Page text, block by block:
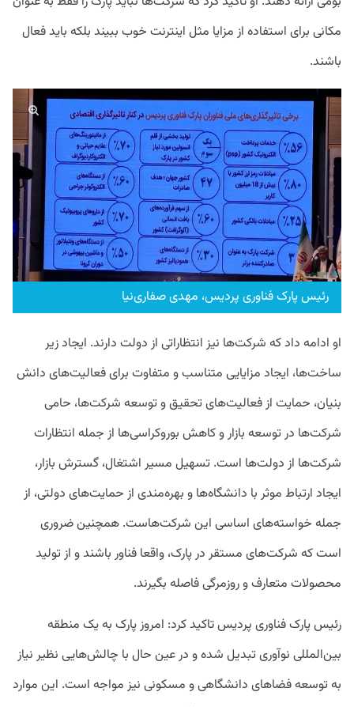
مکانی برای استفاده از مزایا مثل اینترنت خوب ببیند بلکه باید فعال
باشند.
رئیس پارک فناوری پردیس، مهدی صفاری‌نیا
او ادامه داد که شرکت‌ها نیز انتظاراتی از دولت دارند. ایجاد زیر
ساخت‌ها، ایجاد مزایایی متناسب و متفاوت برای فعالیت‌های دانش
بنیان، حمایت از فعالیت‌های تحقیق و توسعه شرکت‌ها، حامی
شرکت‌ها در توسعه بازار و کاهش بوروکراسی‌ها از جمله انتظارات
شرکت‌ها از دولت‌ها است. تسهیل مسیر اشتغال، گسترش بازار،
ایجاد ارتباط موثر با دانشگاه‌ها و بهره‌مندی از حمایت‌های دولتی، از
جمله خواسته‌های اساسی این شرکت‌هاست. همچنین ضروری
است که شرکت‌های مستقر در پارک، واقعا فناور باشند و از تولید
محصولات متعارف و روزمرگی فاصله بگیرند.
رئیس پارک فناوری پردیس تاکید کرد: امروز پارک به یک منطقه
بین‌المللی نوآوری تبدیل شده و در عین حال با چالش‌هایی نظیر نیاز
به توسعه فضاهای دانشگاهی و مسکونی نیز مواجه است. این موارد